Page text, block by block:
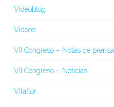
Videoblog
Vídeos
VII Congreso – Notas de prensa
VII Congreso – Noticias
Vilaflor